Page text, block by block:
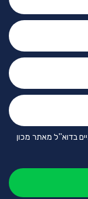
בדוא''ל מאתר מכון